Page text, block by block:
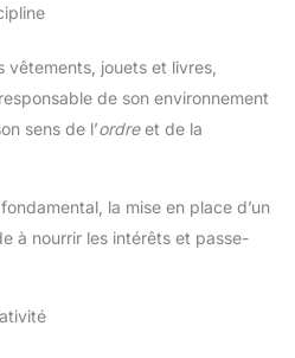
vêtements, jouets et livres,
de son environnement
sens de l’ordreet de la
la mise en place d’un
à nourrir les intérêts et passe-